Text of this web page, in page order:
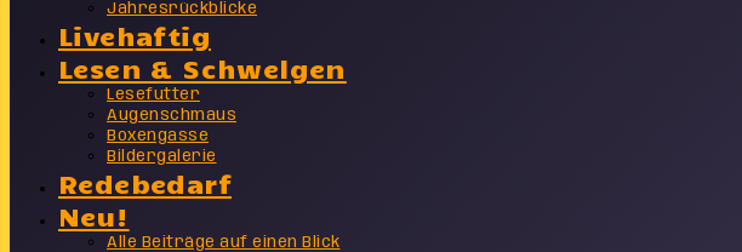
Jahresrückblicke
Livehaftig
Lesen & Schwelgen
Lesefutter
Augenschmaus
Boxengasse
Bildergalerie
Redebedarf
Neu!
Alle Beiträge auf einen Blick